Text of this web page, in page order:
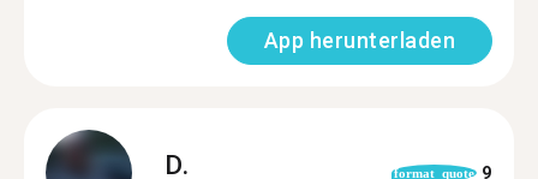
App herunterladen
D. format_quote 9